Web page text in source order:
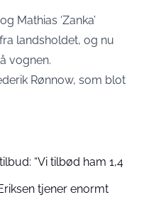
Mathias ‘Zanka’
landsholdet, og nu
vognen.
Rønnow, som blot
“Vi tilbød ham 1,4
tjener enormt